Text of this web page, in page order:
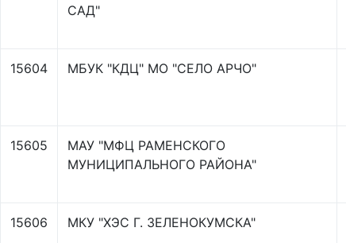
САД"
15604 МБУК "КДЦ" МО "СЕЛО АРЧО"
15605
МАУ "МФЦ РАМЕНСКОГО
МУНИЦИПАЛЬНОГО РАЙОНА"
15606 МКУ "ХЭС Г. ЗЕЛЕНОКУМСКА"